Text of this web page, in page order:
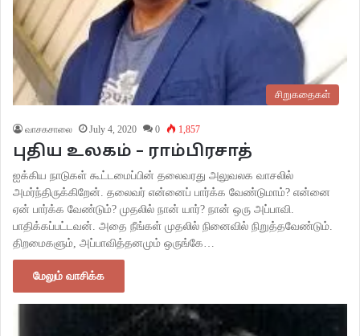
சிறுகதைகள்
வாசகசாலை July 4, 2020 0 1,857
புதிய உலகம் – ராம்பிரசாத்
ஐக்கிய நாடுகள் கூட்டமைப்பின் தலைவரது அலுவலக வாசலில்
அமர்ந்திருக்கிறேன். தலைவர் என்னைப் பார்க்க வேண்டுமாம்? என்னை
ஏன் பார்க்க வேண்டும்? முதலில் நான் யார்? நான் ஒரு அப்பாவி.
பாதிக்கப்பட்டவன். அதை நீங்கள் முதலில் நினைவில் நிறுத்தவேண்டும்.
திறமைகளும், அப்பாவித்தனமும் ஒருங்கே…
மேலும் வாசிக்க